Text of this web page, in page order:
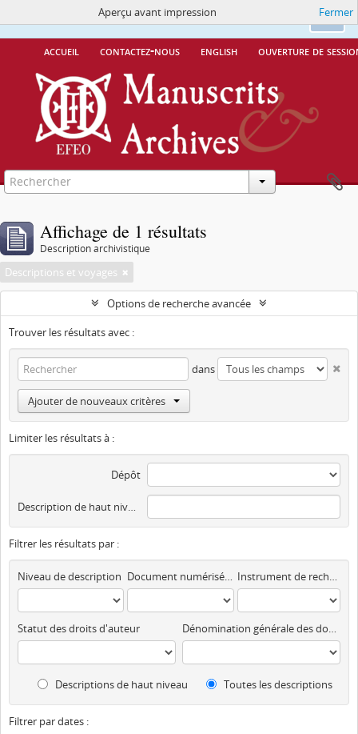
Ok
Ce site utilise des cookiesMore Info.
accueil contactez-nous english ouverture de
Aperçu avant impression Fermer
Affichage de 1 résultats
Description archivistique
Descriptions et voyages
Options de recherche avancée
Trouver les résultats avec :
dans
Ajouter de nouveaux critères
Limiter les résultats à :
Dépôt
Description de haut niveau
Filtrer les résultats par :
Niveau de description Document numérisé disponible Instrument de recherche
Statut des droits d'auteur Dénomination générale des documents
Descriptions de haut niveau Toutes les descriptions
Filtrer par dates :